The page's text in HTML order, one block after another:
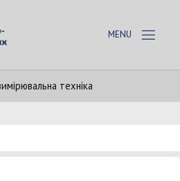
ЕД
техніка